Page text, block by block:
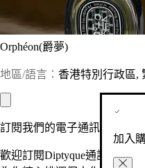
Orphéon(爵夢)
地區/語言： 香港特別行政區,
加入
訂閱我們的電子通訊
歡迎訂閱Diptyque通訊，接